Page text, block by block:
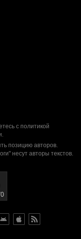
с политикой
.
позицию авторов.
несут авторы текстов.